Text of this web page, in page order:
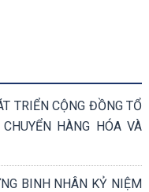
TRIỂN CỘNG ĐỒNG TỔ
HÀNG HÓA VÀ
BINH NHÂN KỶ NIỆM